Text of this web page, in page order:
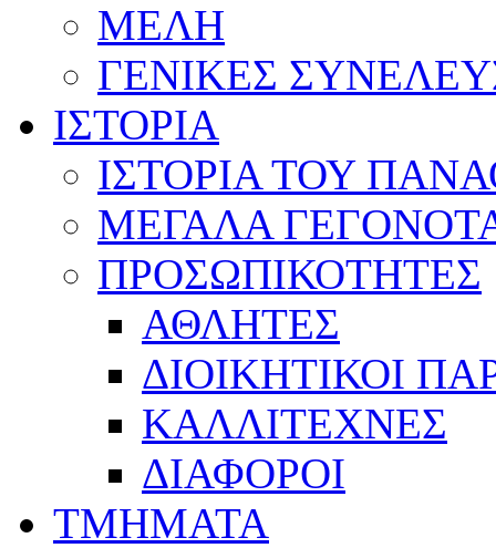
ΜΕΛΗ
ΓΕΝΙΚΕΣ
ΙΣΤΟΡΙΑ
ΙΣΤΟΡΙΑ ΤΟΥ
ΜΕΓΑΛΑ
ΠΡΟΣΩΠΙΚΟΤΗΤΕΣ
ΑΘΛΗΤΕΣ
ΔΙΟΙΚΗΤΙΚΟΙ
ΚΑΛΛΙΤΕΧΝΕΣ
ΔΙΑΦΟΡΟΙ
ΤΜΗΜΑΤΑ